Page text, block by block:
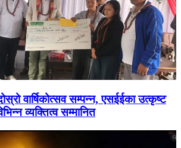
वार्षिकोत्सव सम्पन्न, एसईईका उत्कृष्ट
व्यक्तित्व सम्मानित